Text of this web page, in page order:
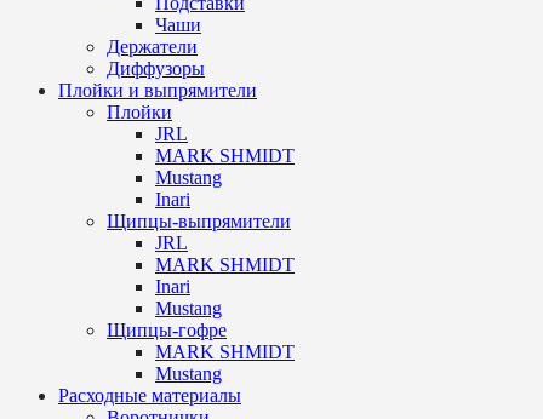
Чаши
Держатели
Диффузоры
Плойки и выпрямители
Плойки
JRL
MARK SHMIDT
Mustang
Inari
Щипцы-выпрямители
JRL
MARK SHMIDT
Inari
Mustang
Щипцы-гофре
MARK SHMIDT
Mustang
Расходные материалы